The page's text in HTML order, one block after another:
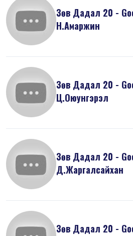
Зөв Дадал 20 -
Н.Амаржин
Зөв Дадал 20 -
Ц.Оюунгэрэл
Зөв Дадал 20 -
Д.Жаргалсайхан
Зөв Дадал 20 -